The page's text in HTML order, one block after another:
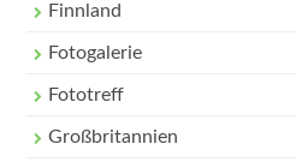
Finnland
Fotogalerie
Fototreff
Großbritannien